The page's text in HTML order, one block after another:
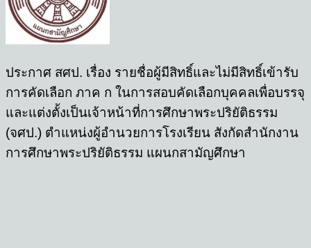
ประกาศ สศป. เรื่อง รายชื่อผู้มีสิทธิ์และไม่มีสิทธิ์เข้ารับ
การคัดเลือก ภาค ก ในการสอบคัดเลือกบุคคลเพื่อบรรจุ
และแต่งตั้งเป็นเจ้าหน้าที่การศึกษาพระปริยัติธรรม
(จศป.) ตำแหน่งผู้อำนวยการโรงเรียน สังกัดสำนักงาน
การศึกษาพระปริยัติธรรม แผนกสามัญศึกษา